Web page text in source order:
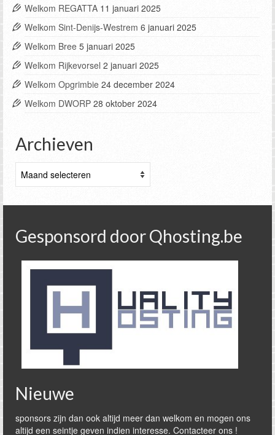
Welkom REGATTA 11 januari 2025
Welkom Sint-Denijs-Westrem 6 januari 2025
Welkom Bree 5 januari 2025
Welkom Rijkevorsel 2 januari 2025
Welkom Opgrimbie 24 december 2024
Welkom DWORP 28 oktober 2024
Archieven
Gesponsord door Qhosting.be
Nieuwe
sponsors zijn dan ook altijd meer dan welkom en mogen ons
altijd een seintje geven indien interesse. Contacteer ons !